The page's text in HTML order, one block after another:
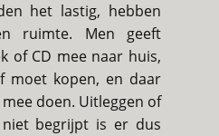
het lastig, hebben
ruimte. Men geeft
of CD mee naar huis,
moet kopen, en daar
doen. Uitleggen of
begrijpt is er dus